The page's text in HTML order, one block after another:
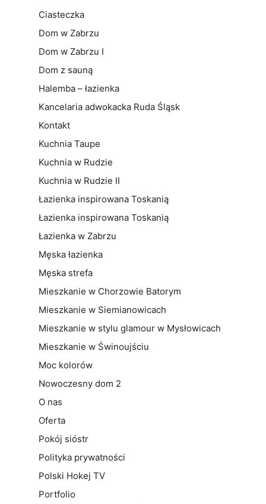
Ciasteczka
Dom w Zabrzu
Dom w Zabrzu I
Dom z sauną
Halemba – łazienka
Kancelaria adwokacka Ruda Śląsk
Kontakt
Kuchnia Taupe
Kuchnia w Rudzie
Kuchnia w Rudzie II
Łazienka inspirowana Toskanią
Łazienka inspirowana Toskanią
Łazienka w Zabrzu
Męska łazienka
Męska strefa
Mieszkanie w Chorzowie Batorym
Mieszkanie w Siemianowicach
Mieszkanie w stylu glamour w Mysłowicach
Mieszkanie w Świnoujściu
Moc kolorów
Nowoczesny dom 2
O nas
Oferta
Pokój sióstr
Polityka prywatności
Polski Hokej TV
Portfolio